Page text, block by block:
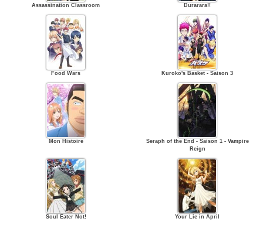
Assassination Classroom Durarara!!
Food Wars Kuroko's Basket - Saison 3
Mon Histoire
Seraph of the End - Saison 1 - Vampire
Reign
Soul Eater Not! Your Lie in April